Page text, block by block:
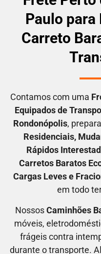
Paulo para
Carreto
Contamos com uma F
Equipados de
Rondonópolis,
Residenciais, M
Rápidos
Carretos Baratos
Cargas Leves e
em todo
NossosCaminhões
móveis,
frágeis contra
durante o transporte.